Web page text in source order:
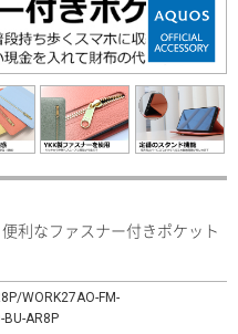
便利なファスナー付きポケット
WORK27AO-FM-
AR8P